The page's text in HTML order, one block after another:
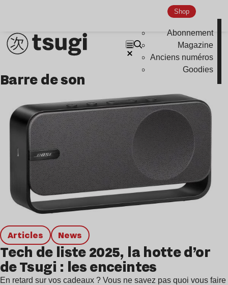
Shop
Abonnement
Magazine
Anciens numéros
Goodies
Indie
barre de son
Articles news
Tech de liste 2025, la hotte d’or
de Tsugi : les enceintes
En retard sur vos cadeaux ? Vous ne savez pas quoi vous faire